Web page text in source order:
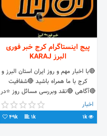
پیج اینستاگرام کرج خبر فوری
البرز KARAJ
🔴با اخبار مهم و روز ایران استان البرز و
کرج با ما همراه باشید 🔴شفافیت
🔴آگاهی 🔴نقد وبررسی مسائل روز ⭐در
تلگرام نیز همراهمان باشید
اخبار
1k
1k
49k